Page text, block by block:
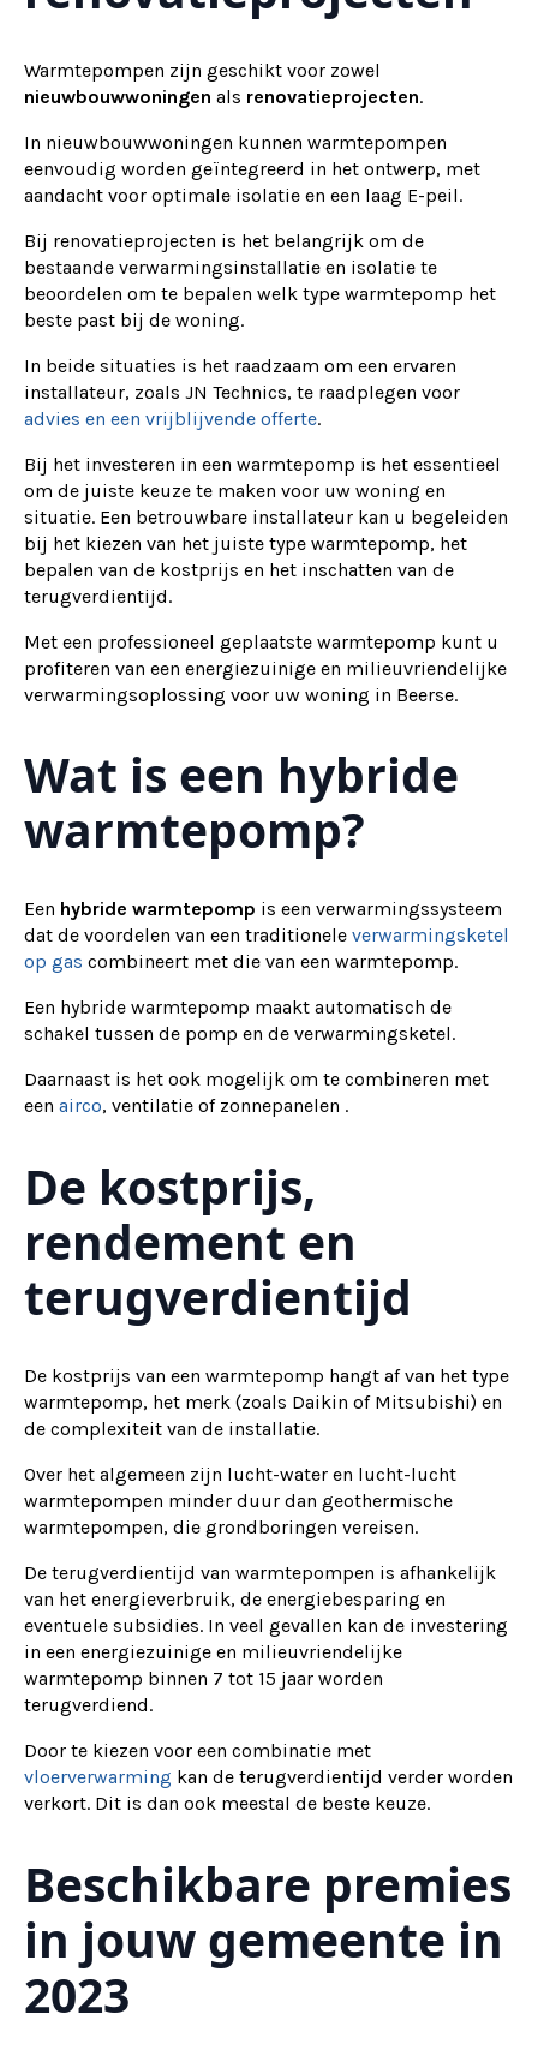
Warmtepompen zijn geschikt voor zowel
nieuwbouwwoningen als renovatieprojecten.
In nieuwbouwwoningen kunnen warmtepompen
eenvoudig worden geïntegreerd in het ontwerp, met
aandacht voor optimale isolatie en een laag E-peil.
Bij renovatieprojecten is het belangrijk om de
bestaande verwarmingsinstallatie en isolatie te
beoordelen om te bepalen welk type warmtepomp het
beste past bij de woning.
In beide situaties is het raadzaam om een ervaren
installateur, zoals JN Technics, te raadplegen voor
advies en een vrijblijvende offerte.
Bij het investeren in een warmtepomp is het essentieel
om de juiste keuze te maken voor uw woning en
situatie. Een betrouwbare installateur kan u begeleiden
bij het kiezen van het juiste type warmtepomp, het
bepalen van de kostprijs en het inschatten van de
terugverdientijd.
Met een professioneel geplaatste warmtepomp kunt u
profiteren van een energiezuinige en milieuvriendelijke
verwarmingsoplossing voor uw woning in Beerse.
Wat is een hybride
warmtepomp?
Een hybride warmtepomp is een verwarmingssysteem
dat de voordelen van een traditionele verwarmingsketel
op gas combineert met die van een warmtepomp.
Een hybride warmtepomp maakt automatisch de
schakel tussen de pomp en de verwarmingsketel.
Daarnaast is het ook mogelijk om te combineren met
een airco, ventilatie of zonnepanelen .
De kostprijs,
rendement en
terugverdientijd
De kostprijs van een warmtepomp hangt af van het type
warmtepomp, het merk (zoals Daikin of Mitsubishi) en
de complexiteit van de installatie.
Over het algemeen zijn lucht-water en lucht-lucht
warmtepompen minder duur dan geothermische
warmtepompen, die grondboringen vereisen.
De terugverdientijd van warmtepompen is afhankelijk
van het energieverbruik, de energiebesparing en
eventuele subsidies. In veel gevallen kan de investering
in een energiezuinige en milieuvriendelijke
warmtepomp binnen 7 tot 15 jaar worden
terugverdiend.
Door te kiezen voor een combinatie met
vloerverwarming kan de terugverdientijd verder worden
verkort. Dit is dan ook meestal de beste keuze.
Beschikbare premies
in jouw gemeente in
2023